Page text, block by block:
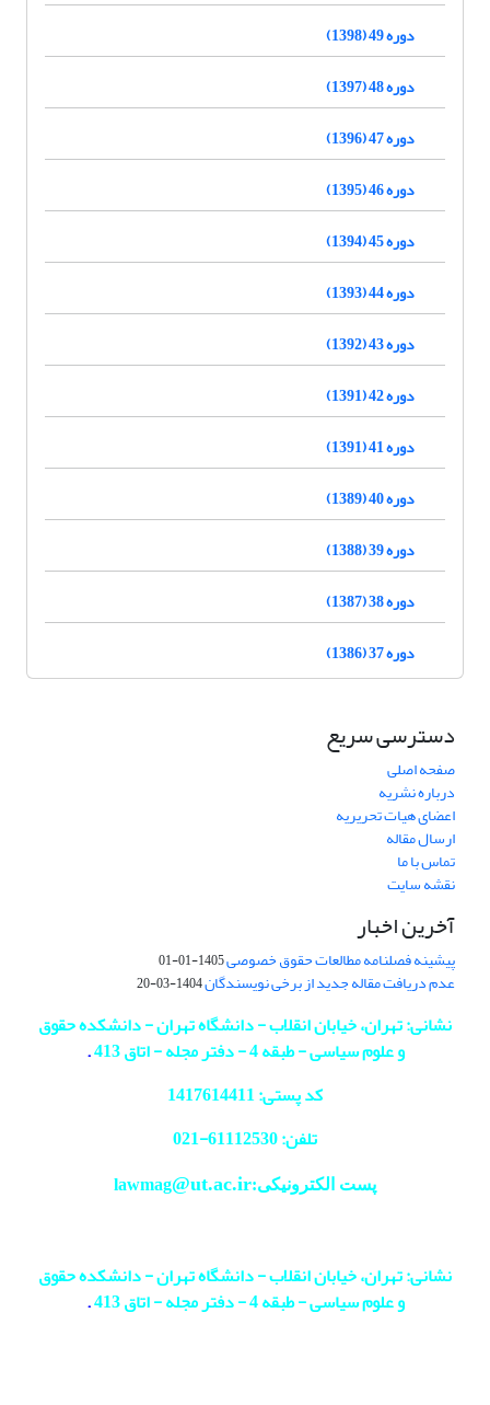
دوره 49 (1398)
دوره 48 (1397)
دوره 47 (1396)
دوره 46 (1395)
دوره 45 (1394)
دوره 44 (1393)
دوره 43 (1392)
دوره 42 (1391)
دوره 41 (1391)
دوره 40 (1389)
دوره 39 (1388)
دوره 38 (1387)
دوره 37 (1386)
دسترسی سریع
صفحه اصلی
درباره نشریه
اعضای هیات تحریریه
ارسال مقاله
تماس با ما
نقشه سایت
آخرین اخبار
پیشینه فصلنامه مطالعات حقوق خصوصی1405-01-01
عدم دریافت مقاله جدید از برخی نویسندگان1404-03-20
نشانی: تهران، خیابان انقلاب - دانشگاه تهران - دانشکده حقوق
و علوم سیاسی - طبقه 4 - دفتر مجله - اتاق 413
.
کد پستی: 1417614411
تلفن: 61112530-
021
پست الکترونیکی:lawmag@ut.ac.ir
نشانی: تهران، خیابان انقلاب - دانشگاه تهران - دانشکده حقوق
و علوم سیاسی - طبقه 4 - دفتر مجله - اتاق 413
.